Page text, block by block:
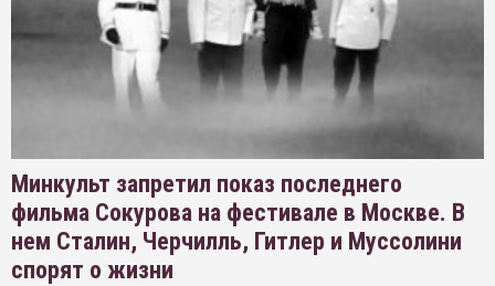
Минкульт запретил показ последнего
фильма Сокурова на фестивале в Москве. В
нем Сталин, Черчилль, Гитлер и Муссолини
спорят о жизни